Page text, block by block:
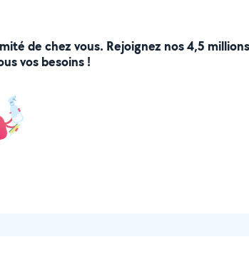
de chez vous. Rejoignez nos 4,5
vos besoins !